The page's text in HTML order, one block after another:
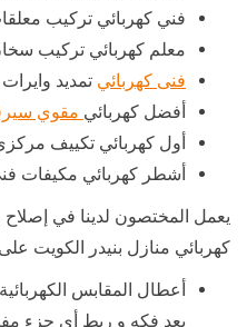
فني كهربائي تركيب
معلم كهربائي تركيب
فنى كهربائي تمديد
أفضل كهربائي مقوي
أول كهربائي تكييف
أشطر كهربائي مكيفات
يعمل المختصون لدينا في إصلاح
كهربائي منازل بنيدر الكويت
أعطال المقابس
بعد فكه و ربط أي جزء